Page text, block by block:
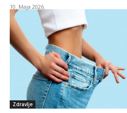
10. Maja 2026.
Zdravlje